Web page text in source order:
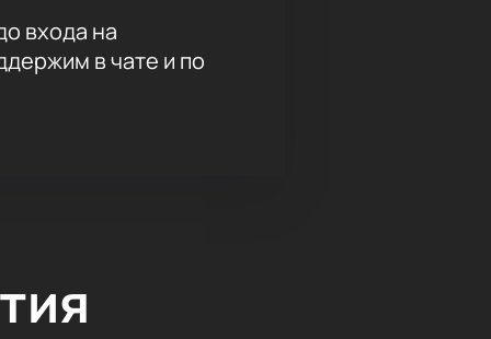
входа на
в чате и по